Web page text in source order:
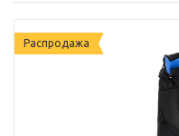
Распродажа